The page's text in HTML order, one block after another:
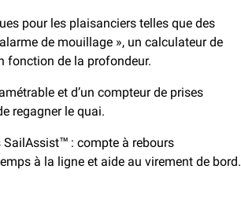
pour les plaisanciers telles que des
de mouillage », un calculateur de
fonction de la profondeur.
et d’un compteur de prises
regagner le quai.
: compte à rebours
à la ligne et aide au virement de bord.